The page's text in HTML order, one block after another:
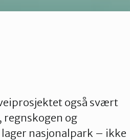
også svært
og
nasjonalpark – ikke